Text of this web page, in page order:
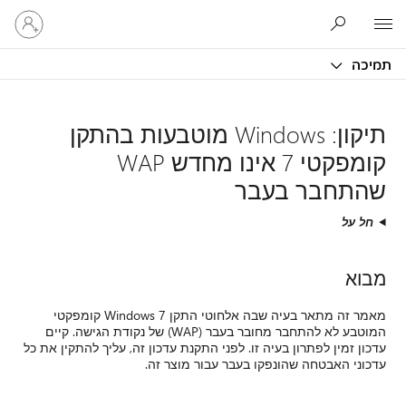
תמיכה
היכנס
לחשבון
שלך
תיקון: Windows מוטבעות בהתקן
קומפקטי 7 אינו מחדש WAP
שהתחבר בעבר
חל על
מבוא
מאמר זה מתאר בעיה שבה אלחוטי התקן Windows 7 קומפקטי
המוטבע לא להתחבר מחובר בעבר (WAP) של נקודת הגישה. קיים
עדכון זמין לפתרון בעיה זו. לפני התקנת עדכון זה, עליך להתקין את כל
עדכוני האבטחה שהונפקו בעבר עבור מוצר זה.